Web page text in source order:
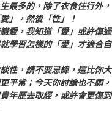
最多的，除了衣食住行外，
」，然後「性」！
愛，我知道「愛」或許傷過
學習怎樣的「愛」才適合自
性，請不要忌諱，這比你大
平常；今天你討論也不願，
年歷去取經，或許會更傷到